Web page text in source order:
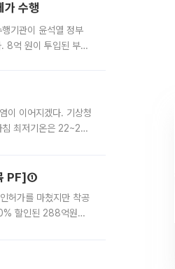
수행
기관이 윤석열 정부
8억 원이 투입된 부산
이 이어지겠다. 기상청
침 최저기온은 22~27
PF]①
허가를 마쳤지만 착공
할인된 288억원에